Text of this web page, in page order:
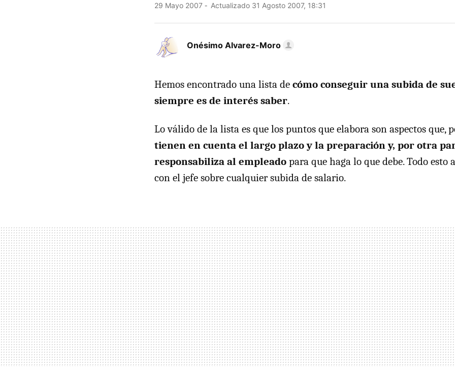
29 Mayo 2007 Actualizado 31 Agosto 2007, 18:31
Onésimo Alvarez-Moro
Hemos encontrado una lista de cómo conseguir una subida de
siempre es de interés saber.
Lo válido de la lista es que los puntos que elabora son aspectos que,
tienen en cuenta el largo plazo y la preparación y, por otra
responsabiliza al empleado para que haga lo que debe. Todo esto
con el jefe sobre cualquier subida de salario.